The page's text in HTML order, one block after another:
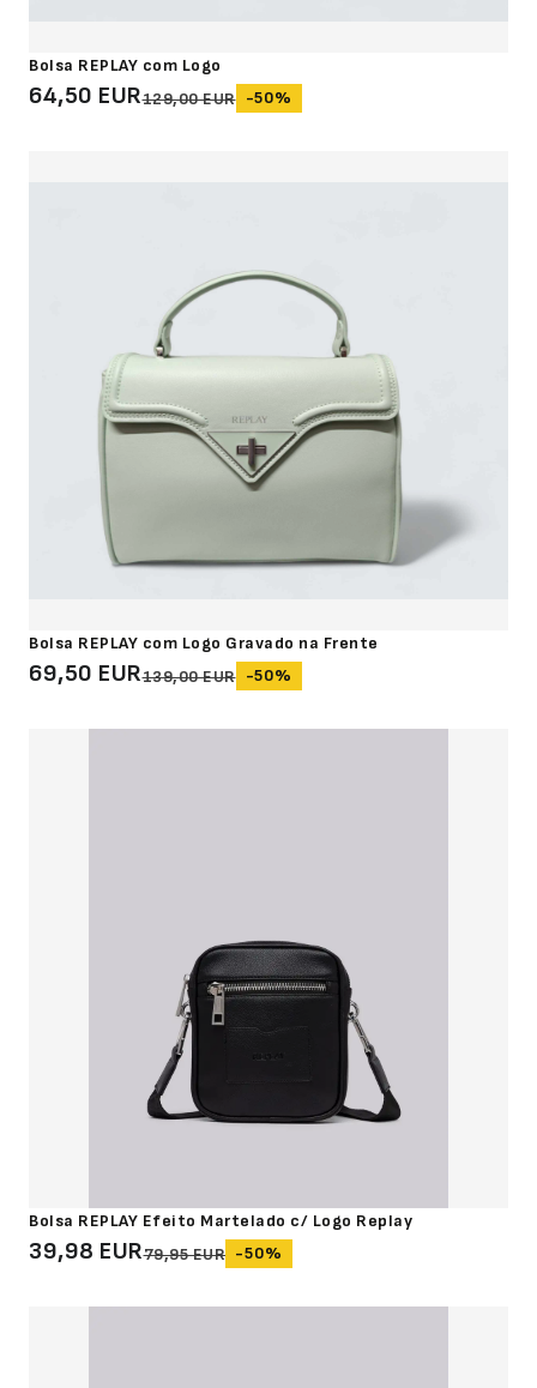
Bolsa REPLAY com Logo
64,50 EUR129,00 EUR -50%
Bolsa REPLAY com Logo Gravado na Frente
69,50 EUR139,00 EUR -50%
Bolsa REPLAY Efeito Martelado c/ Logo Replay
39,98 EUR79,95 EUR -50%